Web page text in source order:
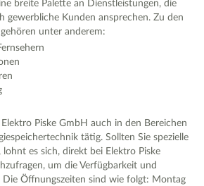
breite Palette an Dienstleistungen, die
gewerbliche Kunden ansprechen. Zu den
unter anderem:
Piske GmbH auch in den Bereichen
tätig. Sollten Sie spezielle
es sich, direkt bei Elektro Piske
um die Verfügbarkeit und
Die Öffnungszeiten sind wie folgt: Montag